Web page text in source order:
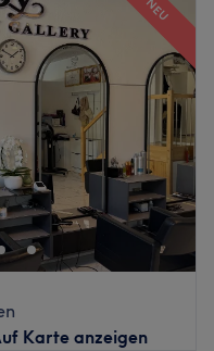
NEU
Karte anzeigen